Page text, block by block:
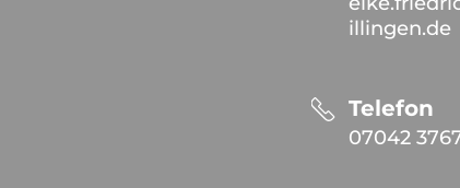
illingen.de
Telefon
07042